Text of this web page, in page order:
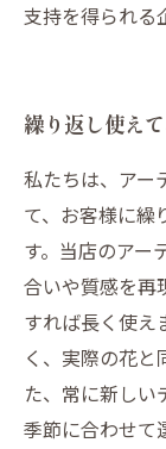
支持を得られる
繰り返し使え
私たちは、アー
て、お客様に繰
す。当店のアー
合いや質感を再
すれば長く使え
く、実際の花と
た、常に新しい
季節に合わせて